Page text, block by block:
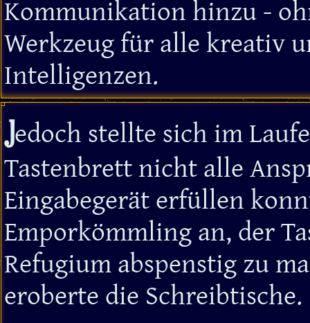
Kommunikation hinzu -
Werkzeug für alle kreativ
Intelligenzen.
Jedoch stellte sich im
Tastenbrett nicht alle
Eingabegerät erfüllen
Emporkömmling an, der
Refugium abspenstig zu
eroberte die Schreibtische.